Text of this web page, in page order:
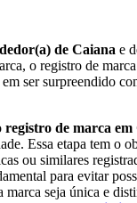
de Caiana e
o registro de
ser surpreendido
registro de marca em
Essa etapa tem o
ou similares
para evitar
marca seja única e